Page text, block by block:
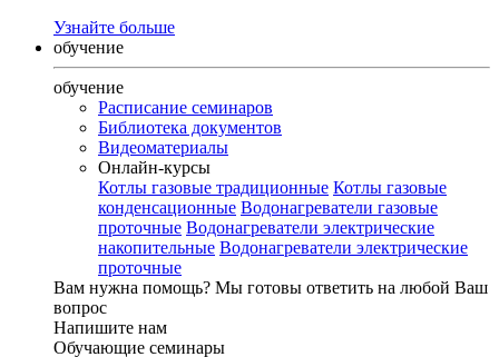
Узнайте больше
обучение
обучение
Расписание семинаров
Библиотека документов
Видеоматериалы
Онлайн-курсы
Котлы газовые традиционные Котлы газовые
конденсационные Водонагреватели газовые
проточные Водонагреватели электрические
накопительные Водонагреватели электрические
проточные
Вам нужна помощь? Мы готовы ответить на любой Ваш
вопрос
Напишите нам
Обучающие семинары